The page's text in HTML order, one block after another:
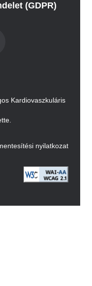
(GDPR)
Kardiovaszkuláris
nyilatkozat
Image